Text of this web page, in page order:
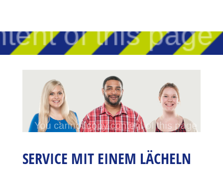
SERVICE MIT EINEM LÄCHELN